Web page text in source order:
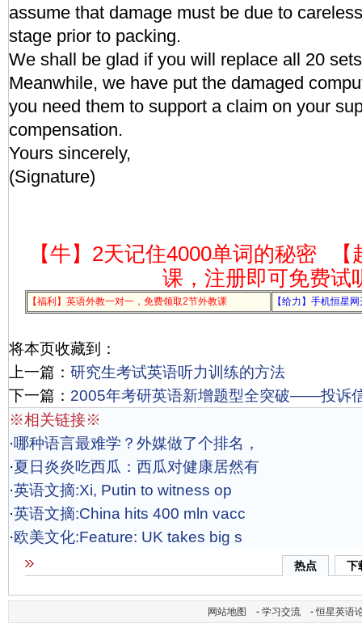
assume that damage must be due to
stage prior to packing.
We shall be glad if you will replace all 20
Meanwhile, we have put the damaged
you need them to support a claim on your
compensation.
Yours sincerely,
(Signature)
【牛】2天记住4000单词的秘密
课，注册即可免费试
【福利】英语外教一对一，免费领取2节外教课 【给力】手机恒星
将本页收藏到：
上一篇： 研究生考试英语听力训练的方法
下一篇： 2005年考研英语新增题型全突破——投诉
※相关链接※
·哪种语言最难学？外媒做了个排名，
·夏日炎炎吃西瓜：西瓜对健康居然有
·英语文摘:Xi, Putin to witness op
·英语文摘:China hits 400 mln vacc
·欧美文化:Feature: UK takes big s
热点 下
网站地图 - 学习交流 -恒星英语